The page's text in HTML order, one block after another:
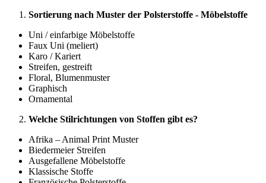
Sortierung nach Muster der Polsterstoffe - Möbelstoffe
Uni / einfarbige Möbelstoffe
Faux Uni (meliert)
Karo / Kariert
Streifen, gestreift
Floral, Blumenmuster
Graphisch
Ornamental
Welche Stilrichtungen von Stoffen gibt es?
Afrika – Animal Print Muster
Biedermeier Streifen
Ausgefallene Möbelstoffe
Klassische Stoffe